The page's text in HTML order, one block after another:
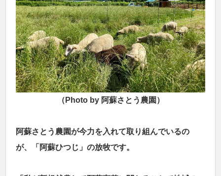
（Photo by 阿蘇さとう農園）
阿蘇さとう農園が今力を入れて取り組んでいるの
が、「阿蘇ひつじ」の放牧です。